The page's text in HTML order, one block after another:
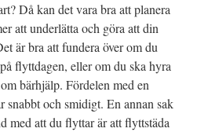
Då kan det vara bra att planera
att underlätta och göra att din
är bra att fundera över om du
flyttdagen, eller om du ska hyra
bärhjälp. Fördelen med en
och smidigt. En annan sak
med att du flyttar är att flyttstäda